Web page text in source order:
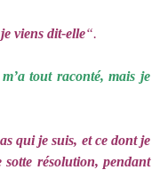
viens dit-elle“.
tout raconté, mais je
qui je suis, et ce dont je
sotte résolution, pendant